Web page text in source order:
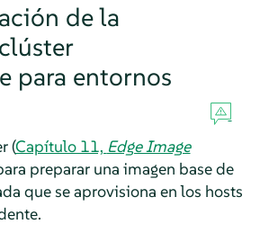
de la
para entornos
(Capítulo 11, Edge Image
preparar una imagen base de
que se aprovisiona en los hosts